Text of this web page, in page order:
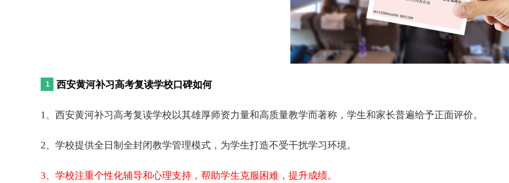
西安黄河补习高考复读学校口碑如何
1、西安黄河补习高考复读学校以其雄厚师资力量和高质量教学而著称，学生和家长普遍给予正面评价。
2、学校提供全日制全封闭教学管理模式，为学生打造不受干扰学习环境。
3、学校注重个性化辅导和心理支持，帮助学生克服困难，提升成绩。